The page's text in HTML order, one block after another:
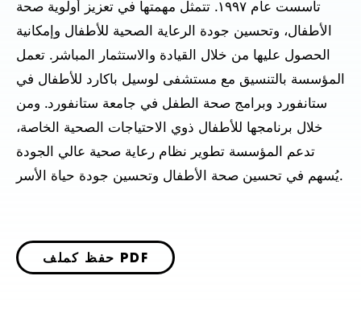
تأسست عام ١٩٩٧. تتمثل مهمتها في تعزيز أولوية صحة
الأطفال، وتحسين جودة الرعاية الصحية للأطفال وإمكانية
الحصول عليها من خلال القيادة والاستثمار المباشر. تعمل
المؤسسة بالتنسيق مع مستشفى لوسيل باكارد للأطفال في
ستانفورد وبرامج صحة الطفل في جامعة ستانفورد. ومن
خلال برنامجها للأطفال ذوي الاحتياجات الصحية الخاصة،
تدعم المؤسسة تطوير نظام رعاية صحية عالي الجودة
يُسهم في تحسين صحة الأطفال وتحسين جودة حياة الأسر.
حفظ كملف PDF